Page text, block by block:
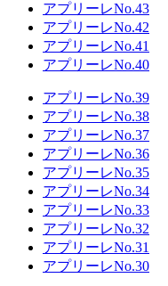
アプリーレNo.43
アプリーレNo.42
アプリーレNo.41
アプリーレNo.40
アプリーレNo.39
アプリーレNo.38
アプリーレNo.37
アプリーレNo.36
アプリーレNo.35
アプリーレNo.34
アプリーレNo.33
アプリーレNo.32
アプリーレNo.31
アプリーレNo.30